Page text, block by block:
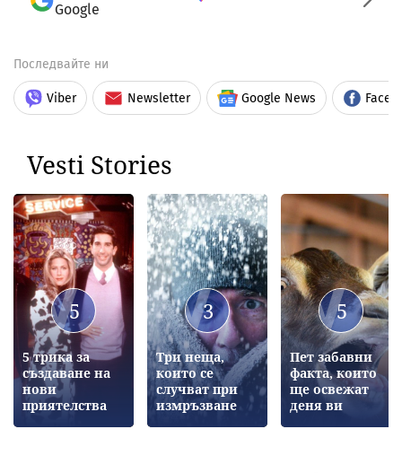
Google
Последвайте ни
Viber Newsletter Google News
Vesti Stories
5
5 трика за
създаване на
нови
приятелства
3
Три неща,
които се
случват при
измръзване
5
Пет забавни
факта, които
ще освежат
деня ви